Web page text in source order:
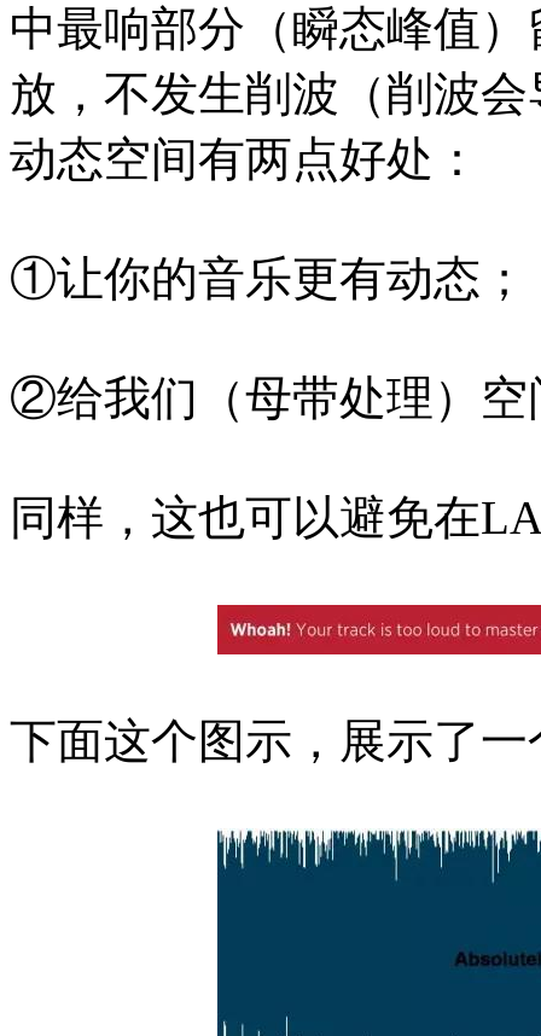
中最响部分（瞬态峰值
放，不发生削波（削波
动态空间有两点好处：
①让你的音乐更有动态；
②给我们（母带处理）空
同样，这也可以避免在
下面这个图示，展示了